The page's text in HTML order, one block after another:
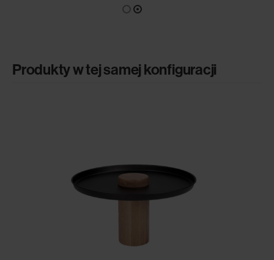
Produkty w tej samej konfiguracji